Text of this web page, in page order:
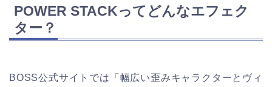
POWER STACKってどんなエフェク
ター？
BOSS公式サイトでは「幅広い歪みキャラクターとヴィ